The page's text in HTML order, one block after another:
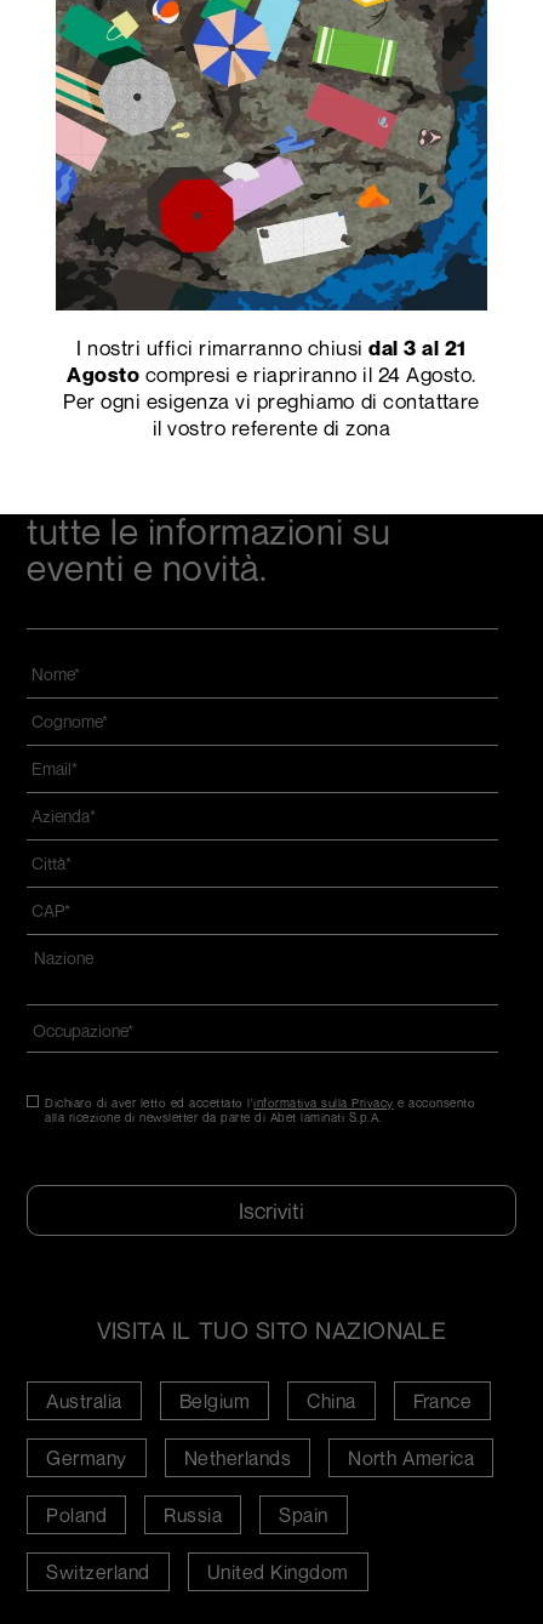
Follow us on our
social channels
capitale sociale
€ 4.132.000,00 i.v.
N. REA CN-115819
C.F. / P.I. / Reg. Imprese Cuneo
00664920048
Privacy Policy
Credits
Segnalazione di irregolarità
tutte le informazioni su
eventi e novità.
Nome
Cognome
Email
Azienda
Città
CAP
Indirizzo
Nazione*
Consenso *
Dichiaro di aver letto ed accettato l'informativa sulla Privacy e acconsento
alla ricezione di newsletter da parte di Abet laminati S.p.A.
*
VISITA IL TUO SITO NAZIONALE
Australia Belgium China France
Germany Netherlands North America
Poland Russia Spain
Switzerland United Kingdom
I nostri uffici rimarranno chiusidal 3 al 21
Agosto compresi e riapriranno il 24 Agosto.
Per ogni esigenza vi preghiamo di contattare
il vostro referente di zona